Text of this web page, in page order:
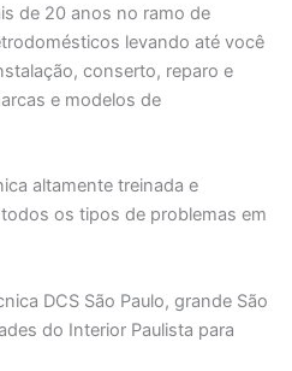
de 20 anos no ramo de
levando até você
conserto, reparo e
e modelos de
altamente treinada e
os tipos de problemas em
DCS São Paulo, grande São
do Interior Paulista para